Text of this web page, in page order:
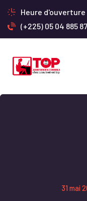
Heure d'ouverture
(+225) 05 04 885
31 mai